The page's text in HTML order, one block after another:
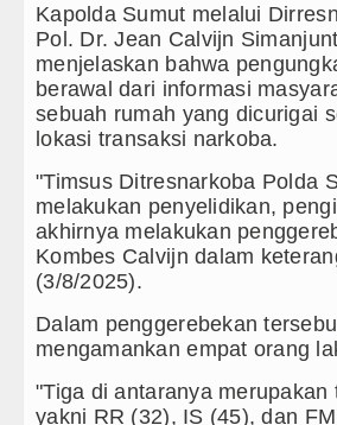
Kurang dari 6 Jam, Polsek
Liverpool vs Monaco Laga
Manchester City vs Atletico
Serapan Anggaran
Gubernur Bobby Nasution
Kapolda Sumut Rombak
Wabup Deli Serdang Lantik
Ketua GRIB Jaya
Kapolda Sumut melalui
Pol. Dr. Jean Calvijn
menjelaskan bahwa
berawal dari informasi
sebuah rumah yang dicurigai
lokasi transaksi narkoba.
"Timsus Ditresnarkoba Polda
melakukan penyelidikan,
akhirnya melakukan
Kombes Calvijn dalam
(3/8/2025).
Dalam penggerebekan
mengamankan empat orang
"Tiga di antaranya merupakan
yakni RR (32), IS (45), dan